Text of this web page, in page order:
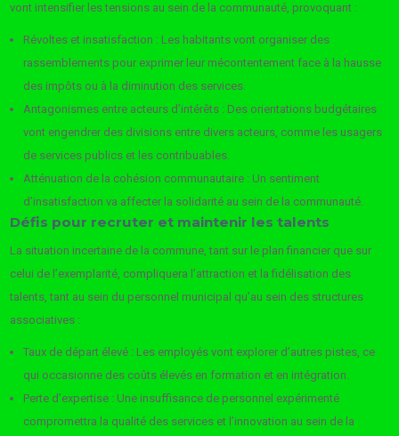
vont intensifier les tensions au sein de la communauté, provoquant :
Révoltes et insatisfaction : Les habitants vont organiser des
rassemblements pour exprimer leur mécontentement face à la hausse
des impôts ou à la diminution des services.
Antagonismes entre acteurs d’intérêts : Des orientations budgétaires
vont engendrer des divisions entre divers acteurs, comme les usagers
de services publics et les contribuables.
Atténuation de la cohésion communautaire : Un sentiment
d’insatisfaction va affecter la solidarité au sein de la communauté.
Défis pour recruter et maintenir les talents
La situation incertaine de la commune, tant sur le plan financier que sur
celui de l’exemplarité, compliquera l’attraction et la fidélisation des
talents, tant au sein du personnel municipal qu’au sein des structures
associatives :
Taux de départ élevé : Les employés vont explorer d’autres pistes, ce
qui occasionne des coûts élevés en formation et en intégration.
Perte d’expertise : Une insuffisance de personnel expérimenté
compromettra la qualité des services et l’innovation au sein de la